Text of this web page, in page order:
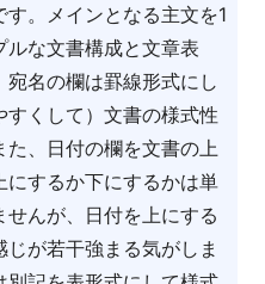
。メインとなる主文を1
な文書構成と文章表
名の欄は罫線形式にし
くして）文書の様式性
、日付の欄を文書の上
にするか下にするかは単
んが、日付を上にする
が若干強まる気がしま